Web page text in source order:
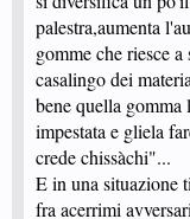
palestra,aumenta
gomme che riesce
casalingo dei
bene quella
impestata e gliela
crede chissàchi"...
E in una situazione
fra acerrimi